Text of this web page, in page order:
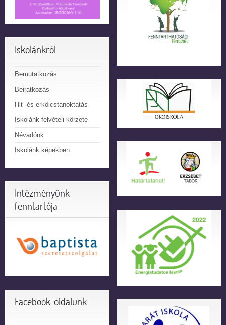
Iskolánkról
Bemutatkozás
Beiratkozás
Hit- és erkölcstanoktatás
Iskolánk felvételi körzete
Névadónk
Iskolánk képekben
Intézményünk
fenntartója
Facebook-oldalunk